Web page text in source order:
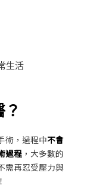
生活
術，過程中不會
過程 ，大多數的
需再忍受壓力與